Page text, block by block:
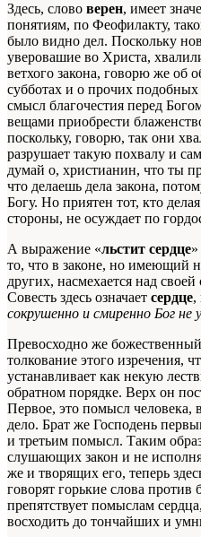
Здесь, слово верен, имеет
понятиям, по Феофилакту,
было видно дел. Поскольку
уверовашие во Христа,
ветхого закона, говорю же об
субботах и о прочих
смысл благочестия перед
вещами приобрести
поскольку, говорю, так они
разрушает такую похвалу и
думай о, христианин, что ты
что делаешь дела закона,
Богу. Но приятен тот, кто
стороны, не осуждает по
А выражение «льстит сердце
то, что в законе, но имеющий
других, насмехается над
Совесть здесь означает сердце,
сокрушенно и смиренно Бог
Превосходно же
толкование этого изречения,
устанавливает как некую
обратном порядке. Верх он
Первое, это помысл человека,
дело. Брат же Господень
и третьим помысл. Таким
слушающих закон и не
же и творящих его, теперь
говорят горькие слова против
препятствует помыслам
восходить до тончайших и